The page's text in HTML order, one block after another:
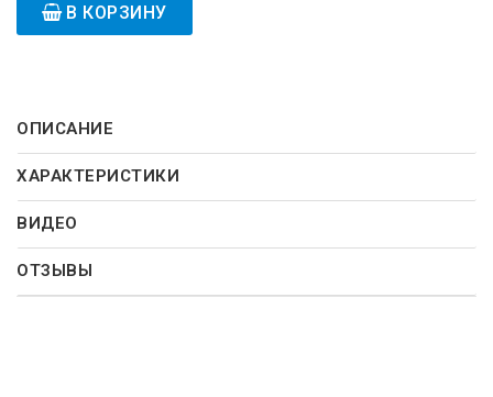
В КОРЗИНУ
ОПИСАНИЕ
ХАРАКТЕРИСТИКИ
ВИДЕО
ОТЗЫВЫ